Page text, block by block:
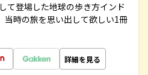
て登場した地球の歩き方インド
時の旅を思い出して欲しい1冊
詳細を見る